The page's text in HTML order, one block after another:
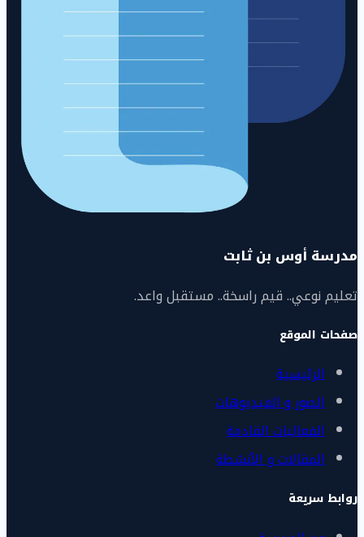
مدرسة أوس بن ثابت
تعليم نوعي.. قيم راسخة.. مستقبل واعد.
صفحات الموقع
الرئيسية
الصور و الفيديوهات
الفعاليات القادمة
المقالات و الأنشطة
روابط سريعة